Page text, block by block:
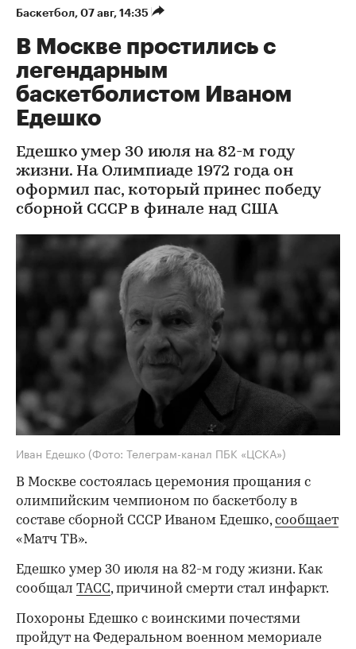
Баскетбол⁠, 07 авг, 14:35
В Москве простились с
легендарным
баскетболистом Иваном
Едешко
Едешко умер 30 июля на 82-м году
жизни. На Олимпиаде 1972 года он
оформил пас, который принес победу
сборной СССР в финале над США
Иван Едешко (Фото: Телеграм-канал ПБК «ЦСКА»)
В Москве состоялась церемония прощания с
олимпийским чемпионом по баскетболу в
составе сборной СССР Иваном Едешко,сообщает
«Матч ТВ».
Едешко умер 30 июля на 82-м году жизни. Как
сообщал ТАСС, причиной смерти стал инфаркт.
Похороны Едешко с воинскими почестями
пройдут на Федеральном военном мемориале